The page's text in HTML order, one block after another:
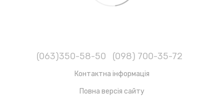
(063)350-58-50 (098) 700-35-72
Контактна інформація
Повна версія сайту